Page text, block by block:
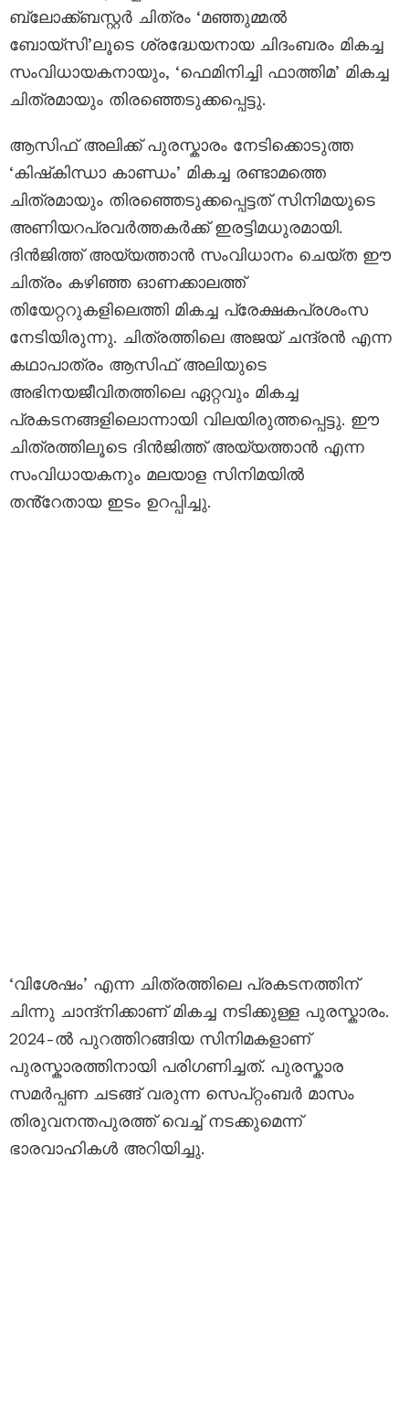
ബ്ലോക്ക്ബസ്റ്റർ ചിത്രം ‘മഞ്ഞുമ്മൽ
ബോയ്സി’ലൂടെ ശ്രദ്ധേയനായ ചിദംബരം മികച്ച
സംവിധായകനായും, ‘ഫെമിനിച്ചി ഫാത്തിമ’ മികച്ച
ചിത്രമായും തിരഞ്ഞെടുക്കപ്പെട്ടു.
ആസിഫ് അലിക്ക് പുരസ്കാരം നേടിക്കൊടുത്ത
‘കിഷ്‌കിന്ധാ കാണ്ഡം’ മികച്ച രണ്ടാമത്തെ
ചിത്രമായും തിരഞ്ഞെടുക്കപ്പെട്ടത് സിനിമയുടെ
അണിയറപ്രവർത്തകർക്ക് ഇരട്ടിമധുരമായി.
ദിൻജിത്ത് അയ്യത്താൻ സംവിധാനം ചെയ്ത ഈ
ചിത്രം കഴിഞ്ഞ ഓണക്കാലത്ത്
തിയേറ്ററുകളിലെത്തി മികച്ച പ്രേക്ഷകപ്രശംസ
നേടിയിരുന്നു. ചിത്രത്തിലെ അജയ് ചന്ദ്രൻ എന്ന
കഥാപാത്രം ആസിഫ് അലിയുടെ
അഭിനയജീവിതത്തിലെ ഏറ്റവും മികച്ച
പ്രകടനങ്ങളിലൊന്നായി വിലയിരുത്തപ്പെട്ടു. ഈ
ചിത്രത്തിലൂടെ ദിൻജിത്ത് അയ്യത്താൻ എന്ന
സംവിധായകനും മലയാള സിനിമയിൽ
തൻ്റേതായ ഇടം ഉറപ്പിച്ചു.
‘വിശേഷം’ എന്ന ചിത്രത്തിലെ പ്രകടനത്തിന്
ചിന്നു ചാന്ദ്നിക്കാണ് മികച്ച നടിക്കുള്ള പുരസ്കാരം.
2024-ൽ പുറത്തിറങ്ങിയ സിനിമകളാണ്
പുരസ്കാരത്തിനായി പരിഗണിച്ചത്. പുരസ്കാര
സമർപ്പണ ചടങ്ങ് വരുന്ന സെപ്റ്റംബർ മാസം
തിരുവനന്തപുരത്ത് വെച്ച് നടക്കുമെന്ന്
ഭാരവാഹികൾ അറിയിച്ചു.